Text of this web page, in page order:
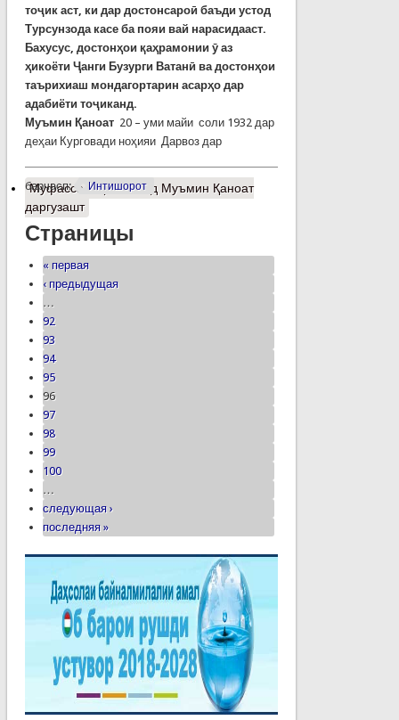
тоҷик аст, ки дар достонсароӣ баъди устод
Турсунзода касе ба пояи вай нарасидааст.
Бахусус, достонҳои қаҳрамонии ӯ аз
ҳикоёти Ҷанги Бузурги Ватанӣ ва достонҳои
таърихиаш мондагортарин асарҳо дар
адабиёти тоҷиканд.
Муъмин Қаноат20 – уми майи соли 1932 дар
деҳаи Курговади ноҳияи Дарвоз дар
барчасп: Интишорот
Муфассалтаро Устод Муъмин Қаноат
даргузашт
Страницы
« первая
‹ предыдущая
…
92
93
94
95
96
97
98
99
100
…
следующая ›
последняя »